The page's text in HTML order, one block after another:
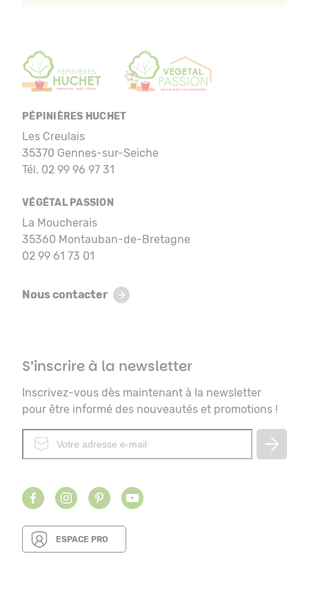
PÉPINIÈRES HUCHET
Les Creulais
35370 Gennes-sur-Seiche
Tél. 02 99 96 97 31
VÉGÉTAL PASSION
La Moucherais
35360 Montauban-de-Bretagne
02 99 61 73 01
Nous contacter
S’inscrire à la newsletter
Inscrivez-vous dès maintenant à la newsletter
pour être informé des nouveautés et promotions !
ESPACE PRO